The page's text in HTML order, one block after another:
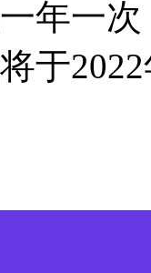
年一
于